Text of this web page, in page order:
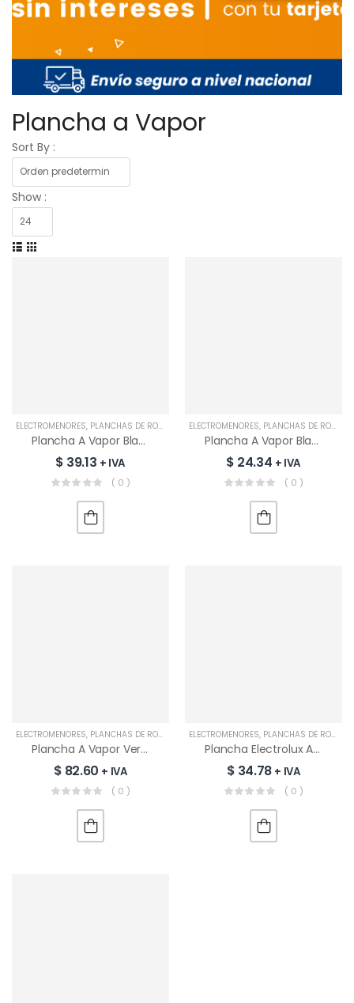
Privado: Encimera A
Gas RCA 5
Quemadores |
90G50ME060-GFT
$152.17+ IVA
Lavadora LG Inverter
19Kg Croma |
Plancha a Vapor
Sort By :
Show :
ELECTROMENORES, PLANCHAS DE ROPA
Plancha A Vapor Black & Decker | BD-ICR1924
$ 39.13 + IVA
( 0 )
ELECTROMENORES, PLANCHAS DE ROPA
Plancha A Vapor Black & Decker | BD-IR1865
$ 24.34 + IVA
( 0 )
ELECTROMENORES, PLANCHAS DE ROPA
Plancha A Vapor Vertical Oster | GCSTGS7000
$ 82.60 + IVA
( 0 )
ELECTROMENORES, PLANCHAS DE ROPA
Plancha Electrolux A Vapor | ESI60
$ 34.78 + IVA
( 0 )